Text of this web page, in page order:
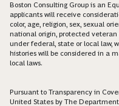
Boston Consulting Group is an
applicants will receive
color, age, religion, sex, sexual
national origin, protected
under federal, state or local law,
histories will be considered in a
local laws.
Pursuant to Transparency in
United States by The